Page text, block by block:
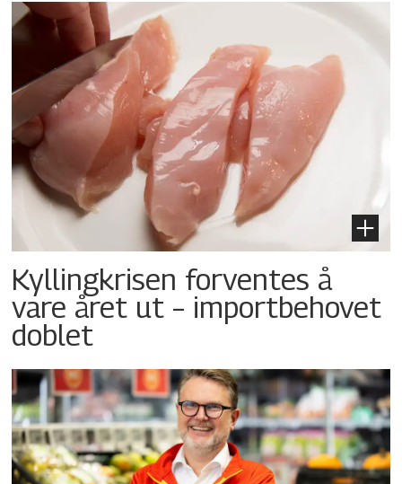
Kyllingkrisen forventes å
vare året ut – importbehovet
doblet